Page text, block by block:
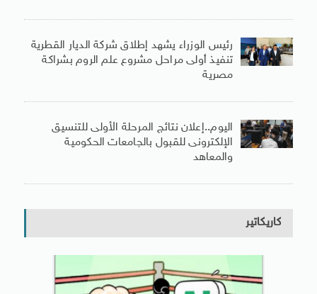
رئيس الوزراء يشهد إطلاق شركة الديار القطرية
تنفيذ أولى مراحل مشروع علم الروم بشراكة
مصرية
اليوم..إعلان نتائج المرحلة الأولى للتنسيق
الإلكترونى للقبول بالجامعات الحكومية
والمعاهد
كاريكاتير